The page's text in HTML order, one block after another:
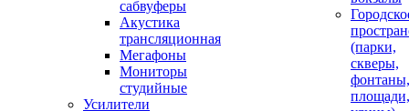
сабвуферы
Акустика
трансляционная
Мегафоны
Мониторы
студийные
Усилители
(парки,
скверы,
фонтаны,
площади,